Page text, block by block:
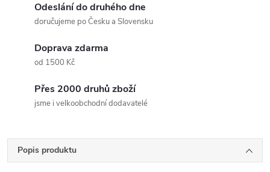
Odeslání do druhého dne
doručujeme po Česku a Slovensku
Doprava zdarma
od 1500 Kč
Přes 2000 druhů zboží
jsme i velkoobchodní dodavatelé
Popis produktu